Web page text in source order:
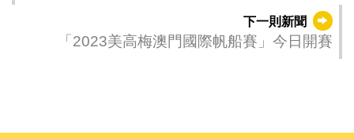
下一則新聞
「2023美高梅澳門國際帆船賽」今日開賽